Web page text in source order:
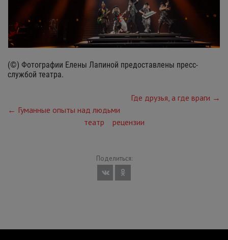
(©) Фотографии Елены Лапиной предоставлены пресс-
службой театра.
Где друзья, а где враги →
← Гуманные опыты над людьми
театр
рецензии
Поделиться: